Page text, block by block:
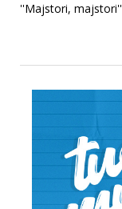
''Majstori, majstori''